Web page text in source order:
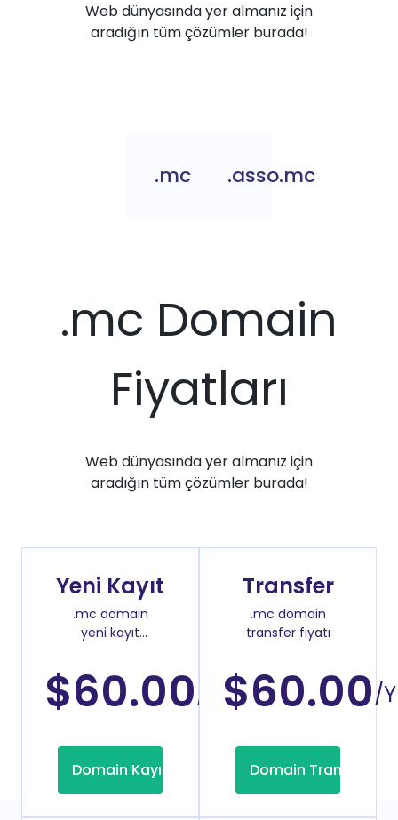
Web dünyasında yer almanız için
aradığın tüm çözümler burada!
.mc .asso.mc
.mc Domain
Fiyatları
Web dünyasında yer almanız için
aradığın tüm çözümler burada!
Yeni Kayıt
.mc domain
yeni kayıt
$60.00/Yıl
Domain Kayıt
Transfer
.mc domain
transfer fiyatı
$60.00/
Domain Transfer